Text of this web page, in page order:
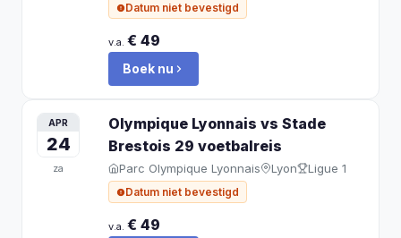
Datum niet bevestigd
v.a. € 49
Boek nu
APR
24
za
Olympique Lyonnais vs Stade
Brestois 29 voetbalreis
Parc Olympique Lyonnais Lyon Ligue 1
Datum niet bevestigd
v.a. € 49